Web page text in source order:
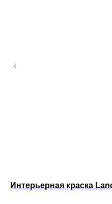
Интерьерная краска